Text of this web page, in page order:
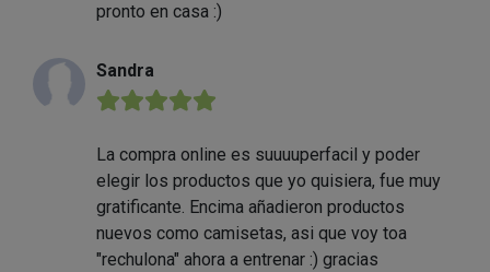
pronto en casa :)
Sandra
★★★★★
La compra online es suuuuperfacil y poder
elegir los productos que yo quisiera, fue muy
gratificante. Encima añadieron productos
nuevos como camisetas, asi que voy toa
"rechulona" ahora a entrenar :) gracias